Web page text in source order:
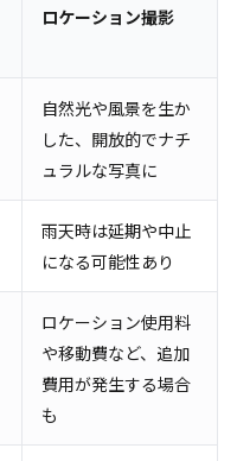
ロケーション撮影
自然光や風景を生か
した、開放的でナチ
ュラルな写真に
雨天時は延期や中止
になる可能性あり
ロケーション使用料
や移動費など、追加
費用が発生する場合
も